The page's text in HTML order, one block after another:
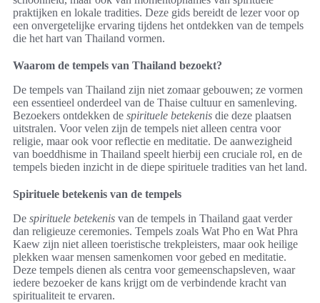
praktijken en lokale tradities. Deze gids bereidt de lezer voor op
een onvergetelijke ervaring tijdens het ontdekken van de tempels
die het hart van Thailand vormen.
Waarom de tempels van Thailand bezoekt?
De tempels van Thailand zijn niet zomaar gebouwen; ze vormen
een essentieel onderdeel van de Thaise cultuur en samenleving.
Bezoekers ontdekken de spirituele betekenis die deze plaatsen
uitstralen. Voor velen zijn de tempels niet alleen centra voor
religie, maar ook voor reflectie en meditatie. De aanwezigheid
van boeddhisme in Thailand speelt hierbij een cruciale rol, en de
tempels bieden inzicht in de diepe spirituele tradities van het land.
Spirituele betekenis van de tempels
De spirituele betekenis van de tempels in Thailand gaat verder
dan religieuze ceremonies. Tempels zoals Wat Pho en Wat Phra
Kaew zijn niet alleen toeristische trekpleisters, maar ook heilige
plekken waar mensen samenkomen voor gebed en meditatie.
Deze tempels dienen als centra voor gemeenschapsleven, waar
iedere bezoeker de kans krijgt om de verbindende kracht van
spiritualiteit te ervaren.